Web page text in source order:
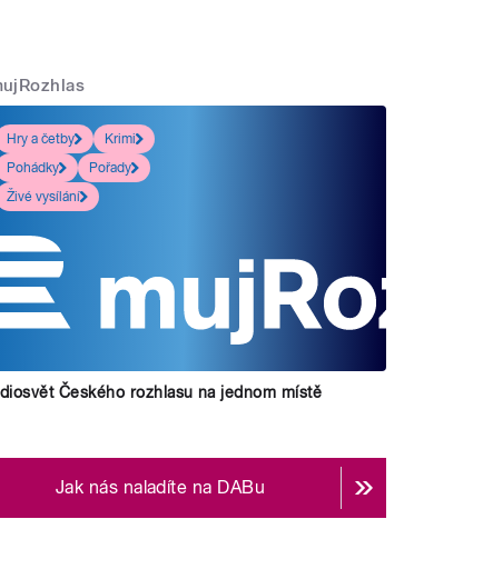
Hry a četby
Krimi
Pohádky
Pořady
Živé vysílání
Českého rozhlasu na jednom místě
Jak nás naladíte na DABu